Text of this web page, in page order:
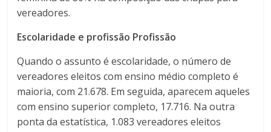
vereadores.
Escolaridade e profissão Profissão
Quando o assunto é escolaridade, o número de
vereadores eleitos com ensino médio completo é
maioria, com 21.678. Em seguida, aparecem aqueles
com ensino superior completo, 17.716. Na outra
ponta da estatística, 1.083 vereadores eleitos